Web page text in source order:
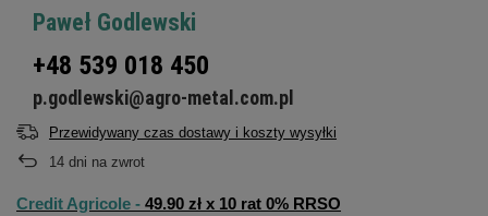
Paweł Godlewski
+48 539 018 450
p.godlewski@agro-metal.com.pl
Przewidywany czas dostawy i koszty wysyłki
14 dni na zwrot
Credit Agricole - 49.90 zł x 10 rat 0% RRSO